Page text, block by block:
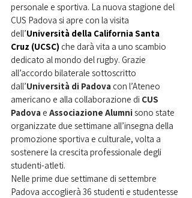
personale e sportiva. La nuova stagione del
CUS Padova si apre con la visita
dell’Università della California Santa
Cruz (UCSC) che darà vita a uno scambio
dedicato al mondo del rugby. Grazie
all’accordo bilaterale sottoscritto
dall’Università di Padova con l’Ateneo
americano e alla collaborazione di CUS
Padova e Associazione Alumni sono state
organizzate due settimane all’insegna della
promozione sportiva e culturale, volta a
sostenere la crescita professionale degli
studenti-atleti.
Nelle prime due settimane di settembre
Padova accoglierà 36 studenti e studentesse